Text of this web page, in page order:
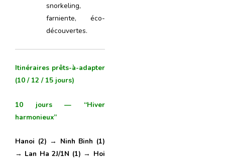
snorkeling,
farniente, éco-
découvertes.
Itinéraires prêts-à-adapter
(10 / 12 / 15 jours)
10 jours — “Hiver
harmonieux”
Hanoi (2) → Ninh Binh (1)
→ Lan Ha 2J/1N (1) → Hoi